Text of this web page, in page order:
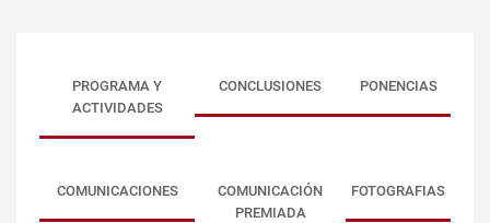
PROGRAMA Y
ACTIVIDADES
CONCLUSIONES PONENCIAS
COMUNICACIONES
COMUNICACIÓN
PREMIADA
FOTOGRAFIAS